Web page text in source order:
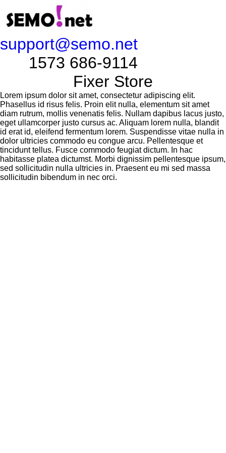
support@semo.net
1573 686-9114​​​​
Fixer Store
Lorem ipsum dolor sit amet, consectetur adipiscing elit.
Phasellus id risus felis. Proin elit nulla, elementum sit amet
diam rutrum, mollis venenatis felis. Nullam dapibus lacus justo,
eget ullamcorper justo cursus ac. Aliquam lorem nulla, blandit
id erat id, eleifend fermentum lorem. Suspendisse vitae nulla in
dolor ultricies commodo eu congue arcu. Pellentesque et
tincidunt tellus. Fusce commodo feugiat dictum. In hac
habitasse platea dictumst. Morbi dignissim pellentesque ipsum,
sed sollicitudin nulla ultricies in. Praesent eu mi sed massa
sollicitudin bibendum in nec orci.